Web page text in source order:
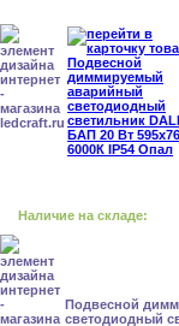
Наличие на складе:
Подвесной
светодиодный